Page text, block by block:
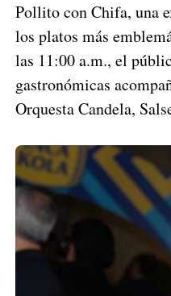
Pollito con Chifa, una
los platos más
las 11:00 a.m., el
gastronómicas
Orquesta Candela,